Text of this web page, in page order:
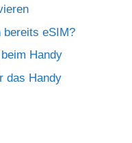
bereits eSIM?
Handy
das Handy